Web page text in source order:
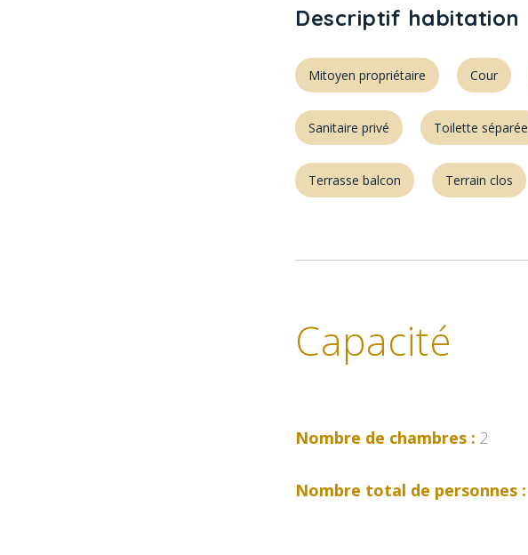
Descriptif habitation
Mitoyen propriétaire Cour
Sanitaire privé Toilette séparée
Terrasse balcon Terrain clos
Capacité
Nombre de chambres : 2
Nombre total de personnes :